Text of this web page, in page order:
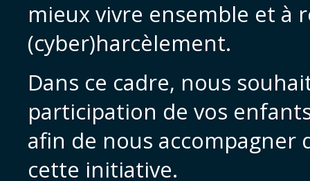
mieux vivre ensemble et
(cyber)harcèlement.
Dans ce cadre, nous
participation de vos
afin de nous
cette initiative.